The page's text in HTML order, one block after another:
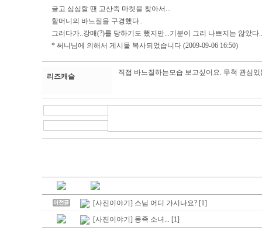
글고 심심할 땐 고산족 마켓을 찾아서...
할머니의 바느질을 구경했다..
그러다가..강매(?)를 당하기도 했지만...기분이 그리 나쁘지는 않았다
* 써니님에 의해서 게시물 복사되었습니다 (2009-09-06 16:50)
리즈캐슬 직접 바느질하는모습 보고싶어요. 무척 관심
[사진이야기] 스님 어디 가시나요? [1]
[사진이야기] 몽족 소녀... [1]